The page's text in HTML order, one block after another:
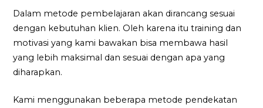
Dalam metode pembelajaran akan dirancang sesuai
dengan kebutuhan klien. Oleh karena itu training dan
motivasi yang kami bawakan bisa membawa hasil
yang lebih maksimal dan sesuai dengan apa yang
diharapkan.
Kami menggunakan beberapa metode pendekatan